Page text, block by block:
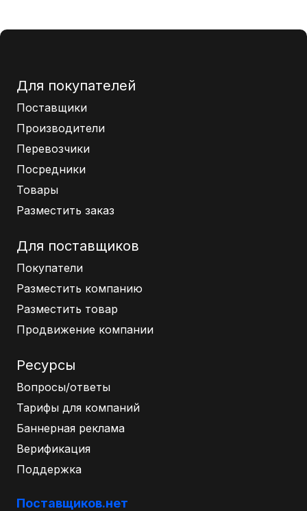
Для покупателей
Поставщики
Производители
Перевозчики
Посредники
Товары
Разместить заказ
Для поставщиков
Покупатели
Разместить компанию
Разместить товар
Продвижение компании
Ресурсы
Вопросы/ответы
Тарифы для компаний
Баннерная реклама
Верификация
Поддержка
Поставщиков.нет